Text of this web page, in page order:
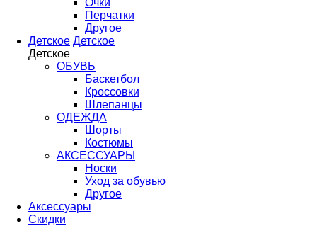
Очки
Перчатки
Другое
Детское Детское
Детское
ОБУВЬ
Баскетбол
Кроссовки
Шлепанцы
ОДЕЖДА
Шорты
Костюмы
АКСЕССУАРЫ
Носки
Уход за обувью
Другое
Аксессуары
Скидки